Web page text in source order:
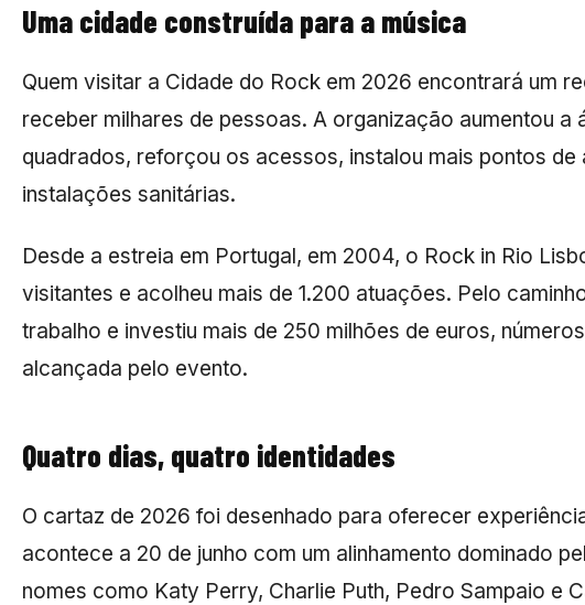
Uma cidade construída para a música
Quem visitar a Cidade do Rock em 2026 encontrará um
receber milhares de pessoas. A organização aumentou a
quadrados, reforçou os acessos, instalou mais pontos de
instalações sanitárias.
Desde a estreia em Portugal, em 2004, o Rock in Rio
visitantes e acolheu mais de 1.200 atuações. Pelo
trabalho e investiu mais de 250 milhões de euros,
alcançada pelo evento.
Quatro dias, quatro identidades
O cartaz de 2026 foi desenhado para oferecer
acontece a 20 de junho com um alinhamento dominado
nomes como Katy Perry, Charlie Puth, Pedro Sampaio e